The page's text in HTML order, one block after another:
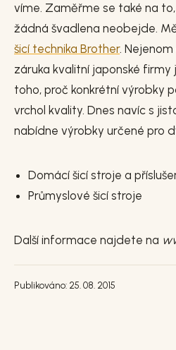
víme. Zaměřme se také na
žádná švadlena neobejde.
šicí technika Brother.
záruka kvalitní japonské firmy
toho, proč konkrétní výrobky
vrchol kvality. Dnes navíc s
nabídne výrobky určené pro
Domácí šicí stroje a
Průmyslové šicí stroje
Další informace najdete na
Publikováno: 25. 08. 2015